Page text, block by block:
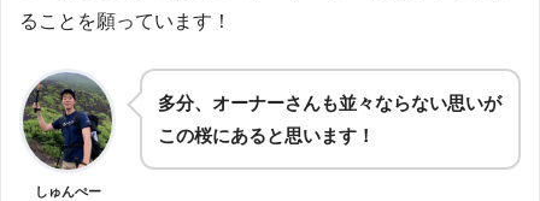
ることを願っています！
しゅんぺー
多分、オーナーさんも並々ならない思いが
この桜にあると思います！